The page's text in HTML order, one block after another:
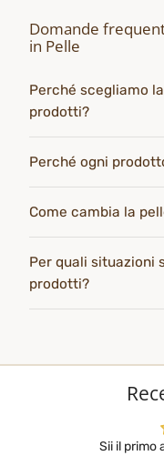
Domande
in Pelle
Perché scegliamo
prodotti?
Perché ogni
Come cambia la
Per quali situazioni
prodotti?
Sii il primo